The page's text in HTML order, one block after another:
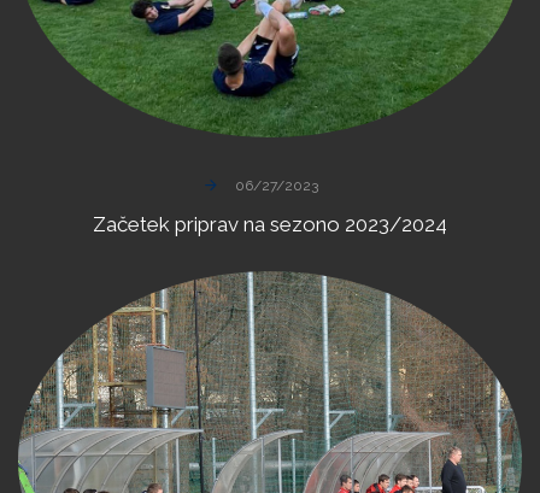
06/27/2023
Začetek priprav na sezono 2023/2024